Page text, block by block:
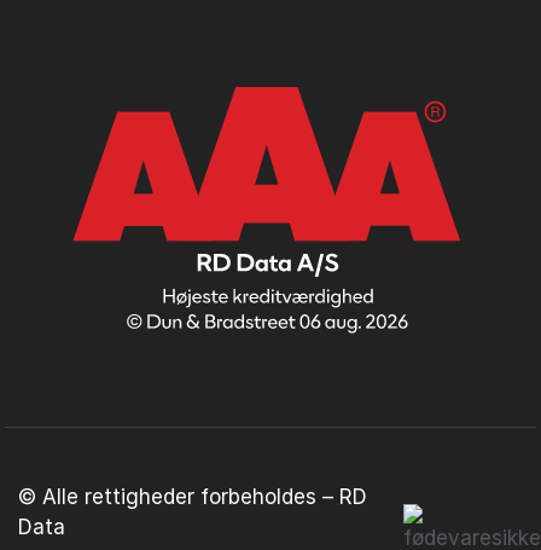
© Alle rettigheder forbeholdes – RD
Data